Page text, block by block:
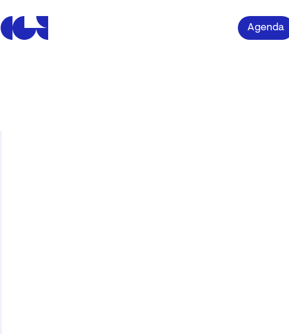
Centre de la Gravure et de l'Image impriméeAgenda